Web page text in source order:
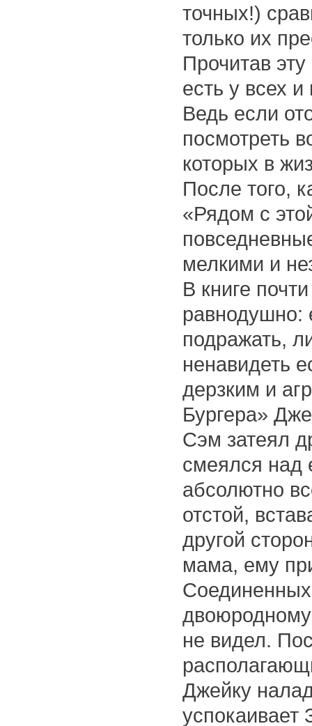
точных!)
только их
Прочитав
есть у всех
Ведь если
посмотреть
которых в
После того,
«Рядом с
мелкими и
В книге
равнодушно:
подражать,
ненавидеть
дерзким и
Бургера»
Сэм затеял
смеялся над
абсолютно
отстой,
другой
мама, ему
двоюродному
не видел.
Джейку
успокаивает